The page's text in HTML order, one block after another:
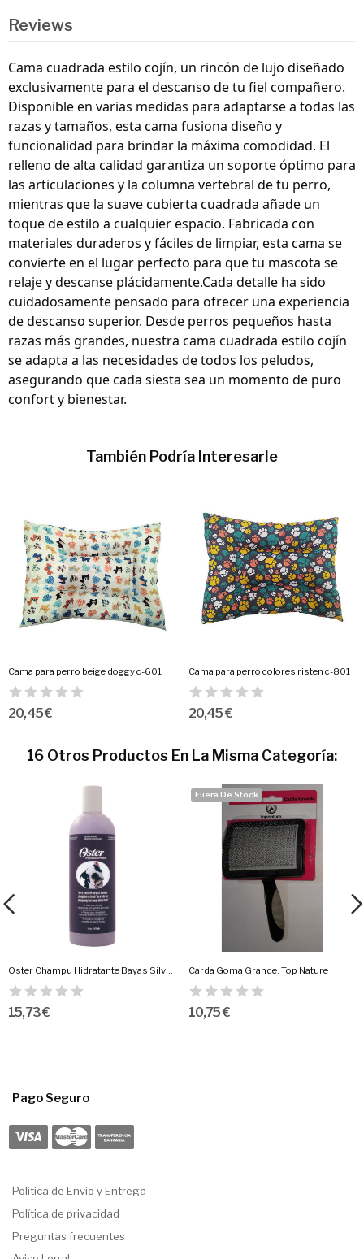
Reviews
Cama cuadrada estilo cojín, un rincón de lujo diseñado
exclusivamente para el descanso de tu fiel compañero.
Disponible en varias medidas para adaptarse a todas las
razas y tamaños, esta cama fusiona diseño y
funcionalidad para brindar la máxima comodidad. El
relleno de alta calidad garantiza un soporte óptimo para
las articulaciones y la columna vertebral de tu perro,
mientras que la suave cubierta cuadrada añade un
toque de estilo a cualquier espacio. Fabricada con
materiales duraderos y fáciles de limpiar, esta cama se
convierte en el lugar perfecto para que tu mascota se
relaje y descanse plácidamente.Cada detalle ha sido
cuidadosamente pensado para ofrecer una experiencia
de descanso superior. Desde perros pequeños hasta
razas más grandes, nuestra cama cuadrada estilo cojín
se adapta a las necesidades de todos los peludos,
asegurando que cada siesta sea un momento de puro
confort y bienestar.
También Podría Interesarle
Cama para perro beige doggy c-601
20,45 €
Cama para perro colores risten c-801
20,45 €
16 Otros Productos En La Misma Categoría:
Oster Champu Hidratante Bayas Silvestre 473 Ml
15,73 €
Fuera De Stock
Carda Goma Grande. Top Nature
10,75 €
Pago Seguro
Politica de Envio y Entrega
Política de privacidad
Preguntas frecuentes